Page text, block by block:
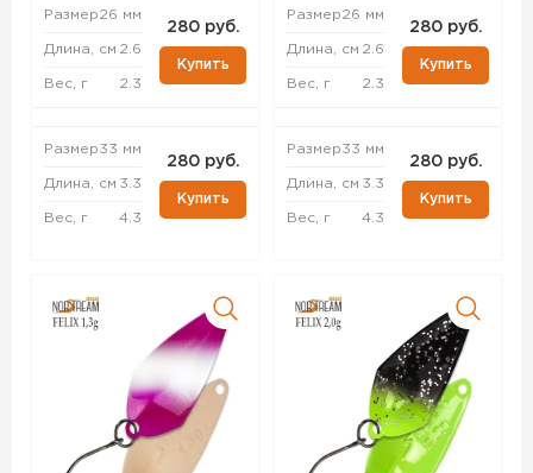
Размер26 мм
Длина, см 2.6
Вес, г 2.3
280 руб.
Купить
Размер33 мм
Длина, см 3.3
Вес, г 4.3
280 руб.
Купить
Размер26 мм
Длина, см 2.6
Вес, г 2.3
280 руб.
Купить
Размер33 мм
Длина, см 3.3
Вес, г 4.3
280 руб.
Купить